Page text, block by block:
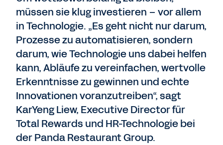
müssen sie klug investieren – vor allem
in Technologie. „Es geht nicht nur darum,
Prozesse zu automatisieren, sondern
darum, wie Technologie uns dabei helfen
kann, Abläufe zu vereinfachen, wertvolle
Erkenntnisse zu gewinnen und echte
Innovationen voranzutreiben“, sagt
KarYeng Liew, Executive Director für
Total Rewards und HR-Technologie bei
der Panda Restaurant Group.